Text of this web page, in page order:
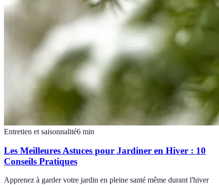
Entretien et saisonnalité6 min
Les Meilleures Astuces pour Jardiner en Hiver : 10
Conseils Pratiques
Apprenez à garder votre jardin en pleine santé même durant l'hiver